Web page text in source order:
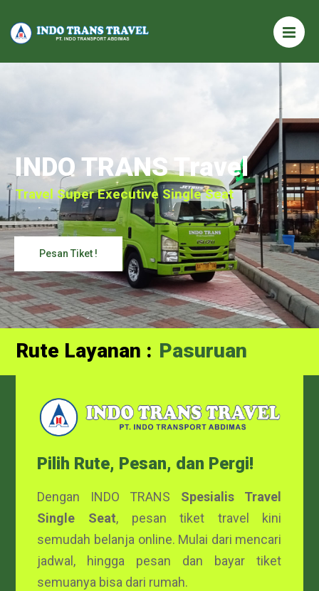
INDO TRANS Travel
Travel Super Executive Single Seat
Pesan Tiket !
Rute Layanan : Probolinggo
Pilih Rute, Pesan, dan Pergi!
Dengan INDO TRANS Spesialis Travel
Single Seat, pesan tiket travel kini
semudah belanja online. Mulai dari mencari
jadwal, hingga pesan dan bayar tiket
semuanya bisa dari rumah.